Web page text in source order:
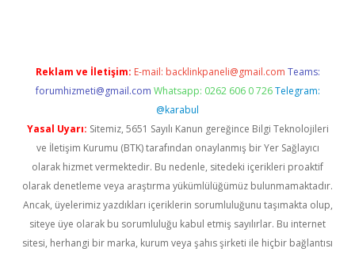
Reklam ve İletişim: E-mail: backlinkpaneli@gmail.com Teams:
forumhizmeti@gmail.com Whatsapp: 0262 606 0 726 Telegram:
@karabul
Yasal Uyarı: Sitemiz, 5651 Sayılı Kanun gereğince Bilgi Teknolojileri
ve İletişim Kurumu (BTK) tarafından onaylanmış bir Yer Sağlayıcı
olarak hizmet vermektedir. Bu nedenle, sitedeki içerikleri proaktif
olarak denetleme veya araştırma yükümlülüğümüz bulunmamaktadır.
Ancak, üyelerimiz yazdıkları içeriklerin sorumluluğunu taşımakta olup,
siteye üye olarak bu sorumluluğu kabul etmiş sayılırlar. Bu internet
sitesi, herhangi bir marka, kurum veya şahıs şirketi ile hiçbir bağlantısı